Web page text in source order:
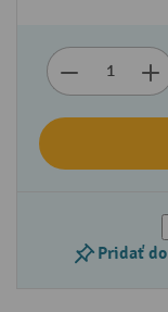
Pridať